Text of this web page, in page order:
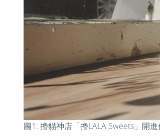
圖1: 擼貓神店「擼LALA Sweets」開